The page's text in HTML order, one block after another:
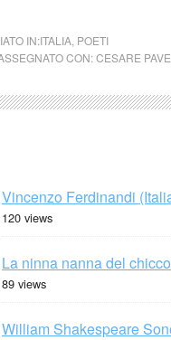
IN:ITALIA POETI
CON:CESARE
Vincenzo Ferdinandi
120 views
La ninna nanna del
89 views
William Shakespeare